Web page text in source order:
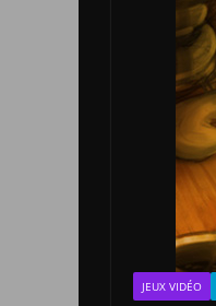
JEUX VIDÉO